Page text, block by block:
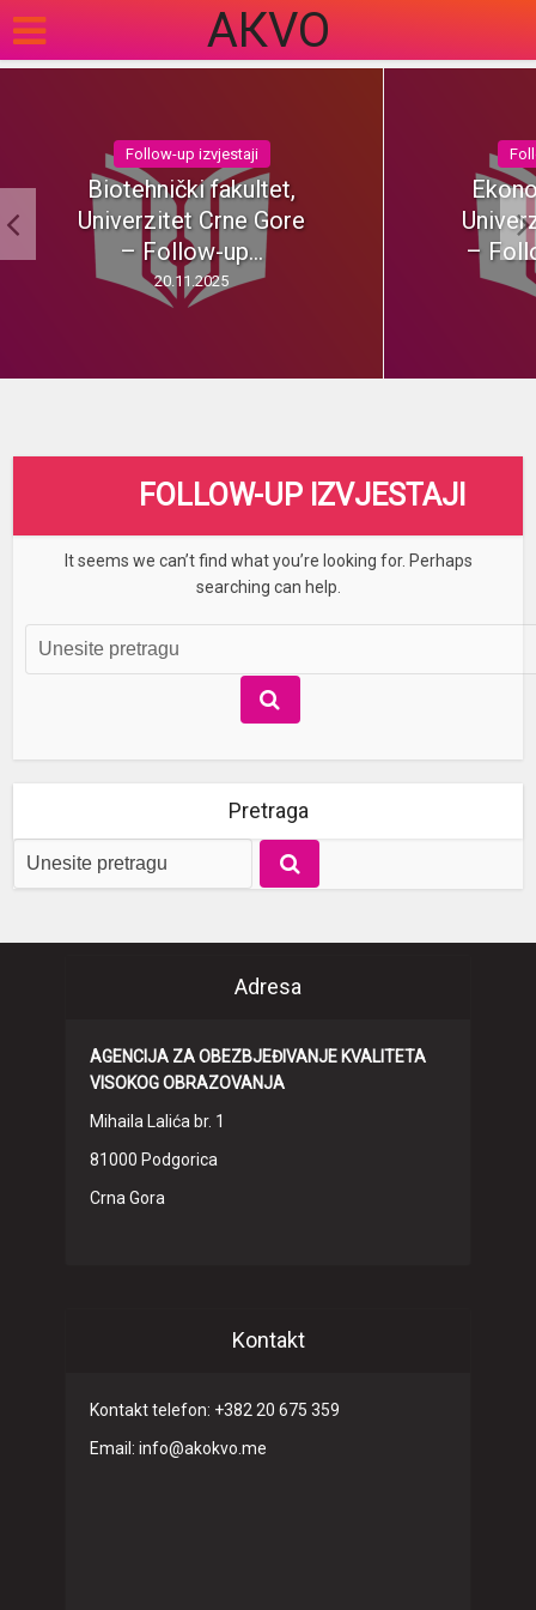
АКVO
Follow-up izvjestaji
Biotehnički fakultet,
Univerzitet Crne Gore
– Follow-up...
20.11.2025
–
FOLLOW-UP IZVJESTAJI
It seems we can’t find what you’re looking for. Perhaps
searching can help.
Pretraga
Adresa
AGENCIJA ZA OBEZBJEĐIVANJE KVALITETA
VISOKOG OBRAZOVANJA
Mihaila Lalića br. 1
81000 Podgorica
Crna Gora
Kontakt
Kontakt telefon: +382 20 675 359
Email: info@akokvo.me